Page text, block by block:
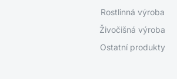
Rostlinná výroba
Živočišná výroba
Ostatní produkty